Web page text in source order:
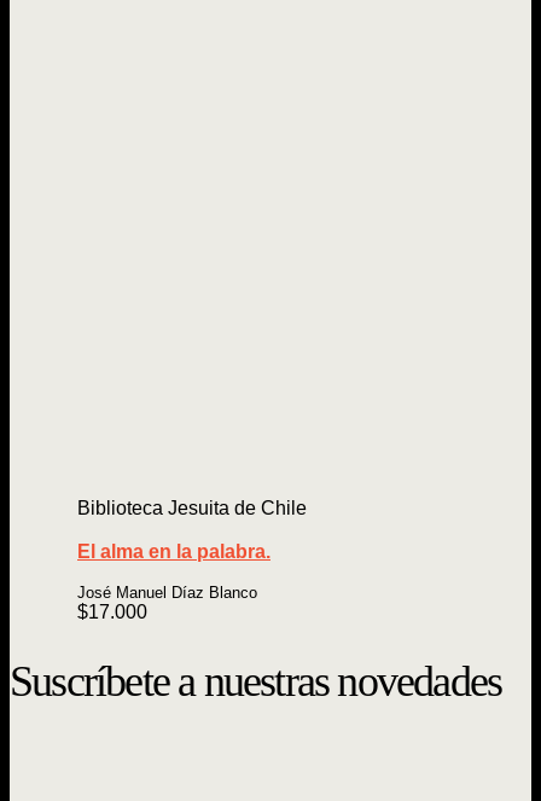
Biblioteca Jesuita de Chile
El alma en la palabra.
José Manuel Díaz Blanco
$17.000
Suscríbete a nuestras novedades